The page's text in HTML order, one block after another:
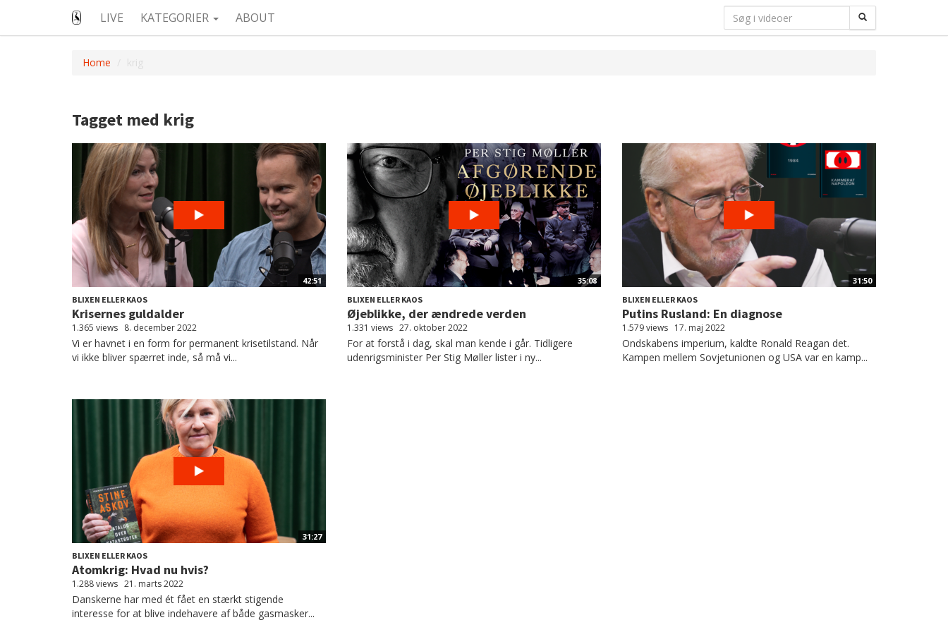
LIVE KATEGORIER ABOUT
Home krig
Tagget med krig
42:51
BLIXEN ELLER KAOS
Krisernes guldalder
1.365 views 8. december 2022
Vi er havnet i en form for permanent krisetilstand. Når
vi ikke bliver spærret inde, så må vi...
35:08
BLIXEN ELLER KAOS
Øjeblikke, der ændrede verden
1.331 views 27. oktober 2022
For at forstå i dag, skal man kende i går. Tidligere
udenrigsminister Per Stig Møller lister i ny...
31:50
BLIXEN ELLER KAOS
Putins Rusland: En diagnose
1.579 views 17. maj 2022
Ondskabens imperium, kaldte Ronald Reagan det.
Kampen mellem Sovjetunionen og USA var en kamp...
31:27
BLIXEN ELLER KAOS
Atomkrig: Hvad nu hvis?
1.288 views 21. marts 2022
Danskerne har med ét fået en stærkt stigende
interesse for at blive indehavere af både gasmasker...